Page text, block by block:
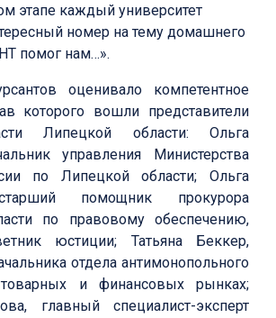
этапе каждый университет
номер на тему домашнего
помог нам…».
оценивало компетентное
которого вошли представители
Липецкой области: Ольга
управления Министерства
по Липецкой области; Ольга
помощник прокурора
по правовому обеспечению,
юстиции; Татьяна Беккер,
отдела антимонопольного
и финансовых рынках;
главный специалист-эксперт